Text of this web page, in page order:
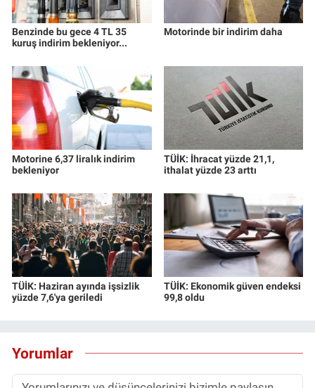
Benzinde bu gece 4 TL 35
kuruş indirim bekleniyor...
Motorinde bir indirim daha
Motorine 6,37 liralık indirim
bekleniyor
TÜİK: İhracat yüzde 21,1,
ithalat yüzde 23 arttı
TÜİK: Haziran ayında işsizlik
yüzde 7,6'ya geriledi
TÜİK: Ekonomik güven endeksi
99,8 oldu
Yorumlar
Yerel Yaşam
Canlı Yayın